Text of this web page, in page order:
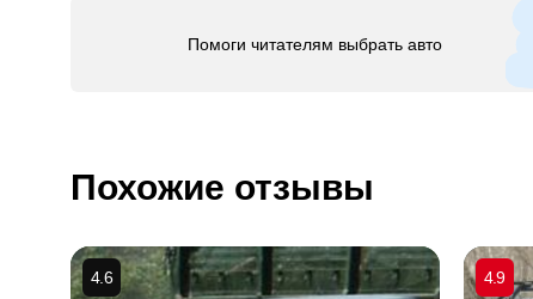
Помоги читателям выбрать авто
Похожие отзывы
4.6 4.9